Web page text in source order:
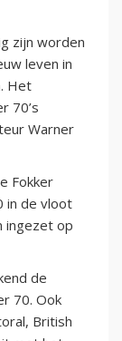
zijn worden
leven in
Het
70’s
Warner
Fokker
in de vloot
ingezet op
de
70. Ook
British